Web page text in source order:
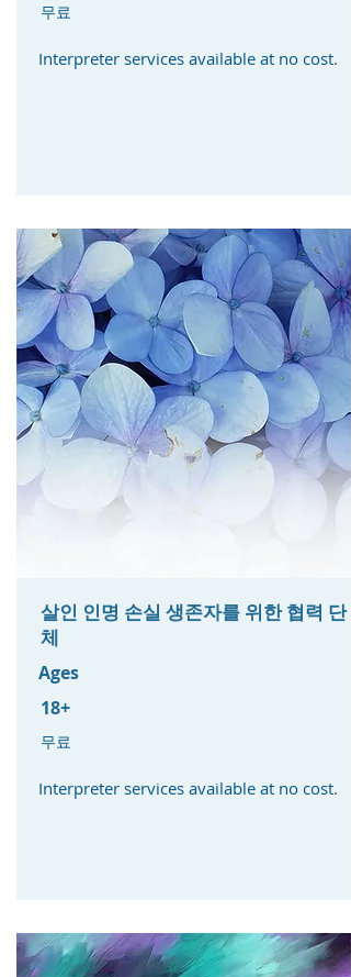
무료
Interpreter services available at no cost. ​​
살인 인명 손실 생존자를 위한 협력 단
체
Ages
18+
무료
Interpreter services available at no cost. ​​